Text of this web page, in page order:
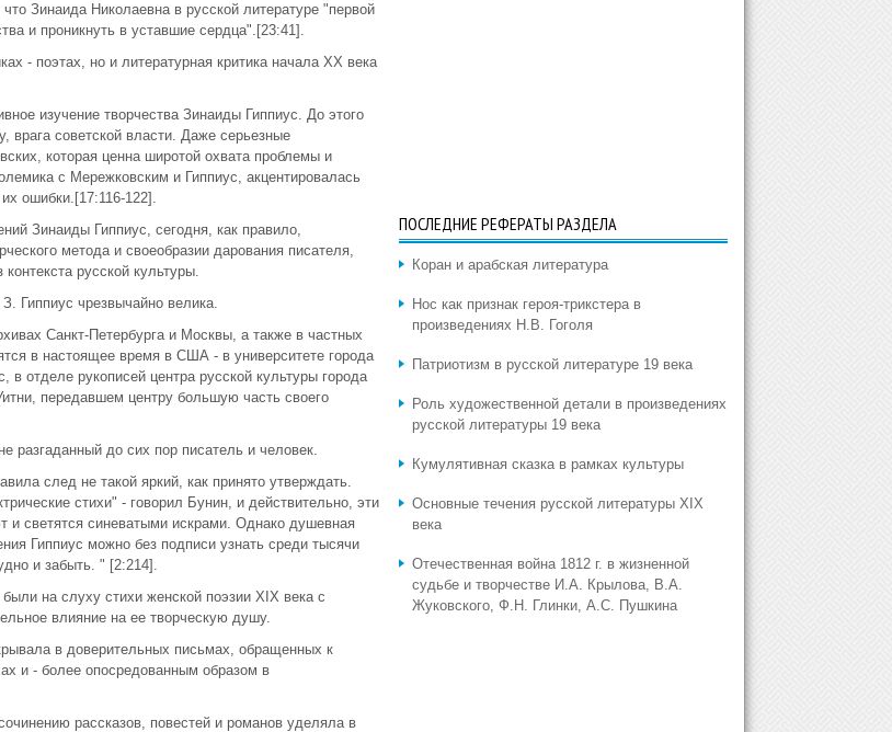
Зинаида Николаевна в русской литературе "первой
и проникнуть в уставшие сердца".[23:41].
- поэтах, но и литературная критика начала ХХ века
изучение творчества Зинаиды Гиппиус. До этого
врага советской власти. Даже серьезные
которая ценна широтой охвата проблемы и
с Мережковским и Гиппиус, акцентировалась
ошибки.[17:116-122].
Зинаиды Гиппиус, сегодня, как правило,
метода и своеобразии дарования писателя,
русской культуры.
Гиппиус чрезвычайно велика.
Санкт-Петербурга и Москвы, а также в частных
в настоящее время в США - в университете города
отделе рукописей центра русской культуры города
передавшем центру большую часть своего
разгаданный до сих пор писатель и человек.
след не такой яркий, как принято утверждать.
стихи" - говорил Бунин, и действительно, эти
и светятся синеватыми искрами. Однако душевная
Гиппиус можно без подписи узнать среди тысячи
и забыть. " [2:214].
на слуху стихи женской поэзии ХIХ века с
влияние на ее творческую душу.
в доверительных письмах, обращенных к
и - более опосредованным образом в
рассказов, повестей и романов уделяла в
ПОСЛЕДНИЕ РЕФЕРАТЫ РАЗДЕЛА
Коран и арабская литература
Нос как признак героя-трикстера в
произведениях Н.В. Гоголя
Патриотизм в русской литературе 19 века
Роль художественной детали в произведениях
русской литературы 19 века
Кумулятивная сказка в рамках культуры
Основные течения русской литературы XIX
века
Отечественная война 1812 г. в жизненной
судьбе и творчестве И.А. Крылова, В.А.
Жуковского, Ф.Н. Глинки, А.С. Пушкина